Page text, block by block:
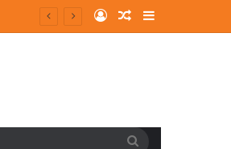
Log InRandom Article
Sidebar